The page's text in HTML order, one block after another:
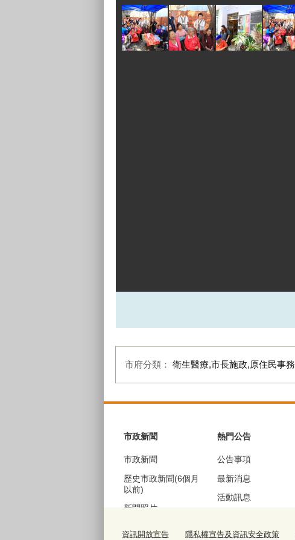
市府分類： 衛生醫療,市長施政,原住民事務
市政新聞
市政新聞
歷史市政新聞(6個月
以前)
新聞照片
以前)
熱門公告
公告事項
最新消息
活動訊息
公聽會訊息
資訊開放宣告 隱私權宣告及資訊安全政策